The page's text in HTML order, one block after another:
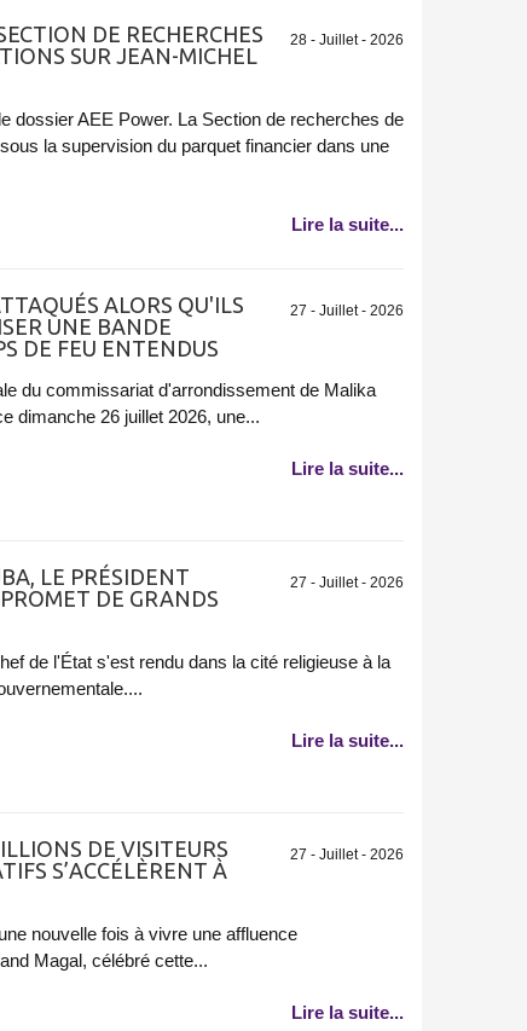
28 - Juillet - 2026
DE RECHERCHES
SUR JEAN-MICHEL
dossier AEE Power. La Section de recherches de
la supervision du parquet financier dans une
Lire la suite...
27 - Juillet - 2026
ALORS QU'ILS
UNE BANDE
DE FEU ENTENDUS
du commissariat d'arrondissement de Malika
dimanche 26 juillet 2026, une...
Lire la suite...
27 - Juillet - 2026
LE PRÉSIDENT
DE GRANDS
de l'État s'est rendu dans la cité religieuse à la
Lire la suite...
27 - Juillet - 2026
DE VISITEURS
S’ACCÉLÈRENT À
nouvelle fois à vivre une affluence
Magal, célébré cette...
Lire la suite...